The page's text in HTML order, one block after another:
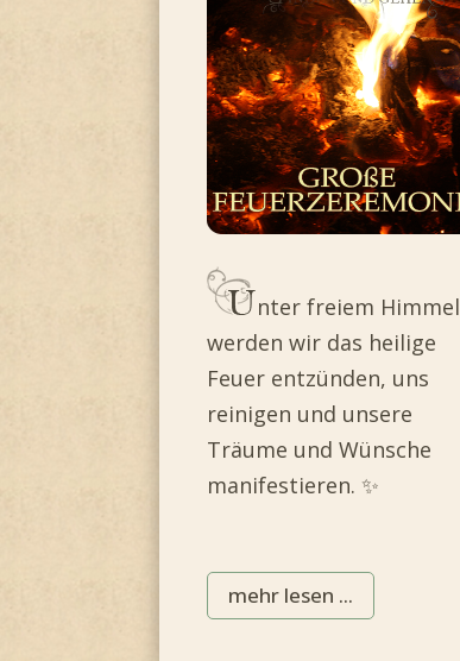
nter freiem Himmel
werden wir das heilige
Feuer entzünden, uns
reinigen und unsere
Träume und Wünsche
manifestieren. ✨
mehr lesen ...